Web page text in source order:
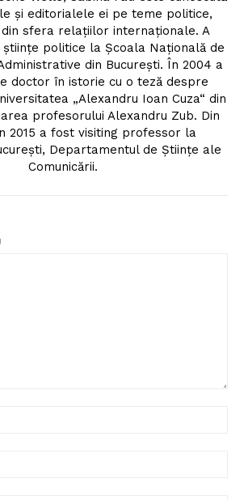
Un proiect
HOUSE ROMÂNIA
şi editorialele ei pe teme politice,
sfera relaţiilor internaţionale. A
politice la Şcoala Naţională de
din Bucureşti. În 2004 a
doctor în istorie cu o teză despre
„Alexandru Ioan Cuza“ din
profesorului Alexandru Zub. Din
2015 a fost visiting professor la
Departamentul de Ştiinţe ale
Comunicării.